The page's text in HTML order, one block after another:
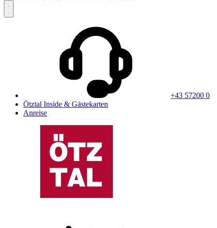
+43 57200 0
Ötztal Inside & Gästekarten
Anreise